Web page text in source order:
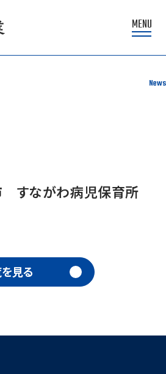
MENU
News
すながわ病児保育所
見る